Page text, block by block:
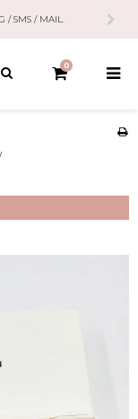
/ SMS / MAIL.
0